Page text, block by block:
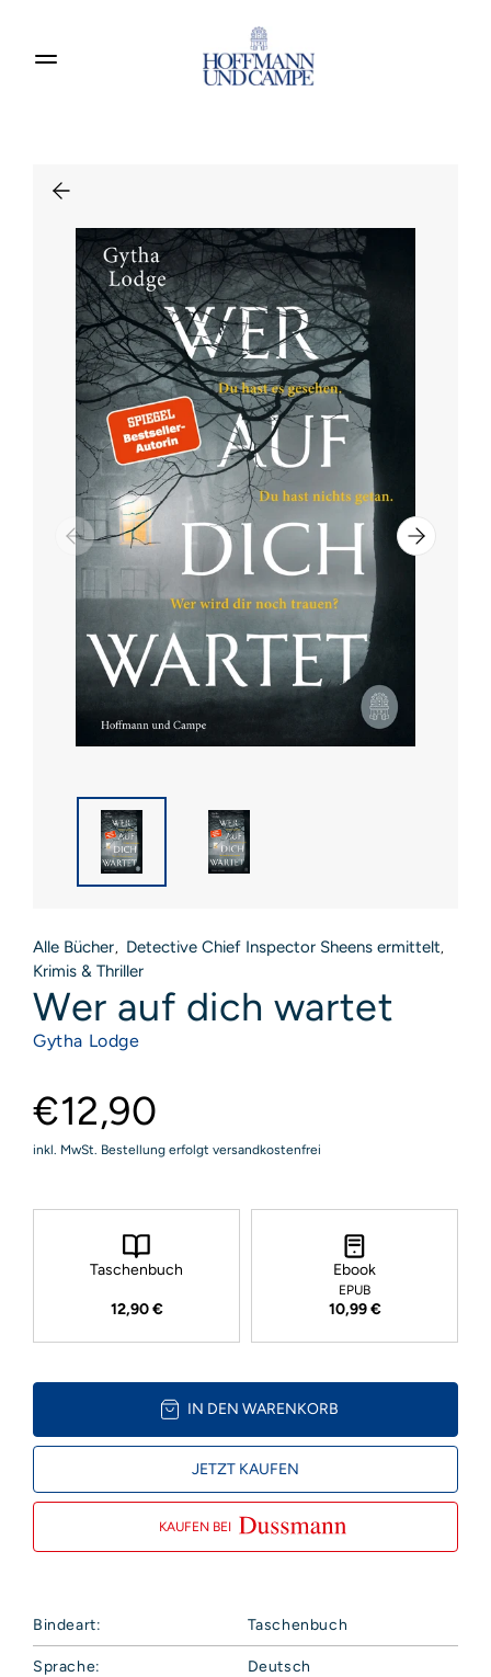
Produkte entdecken
Alle Bücher, Detective Chief Inspector Sheens ermittelt,
Krimis & Thriller
Wer auf dich wartet
Gytha Lodge
€12,90
inkl. MwSt. Bestellung erfolgt versandkostenfrei
Taschenbuch
12,90 €
Ebook
EPUB
10,99 €
IN DEN WARENKORB
JETZT KAUFEN
KAUFEN BEI
Bindeart: Taschenbuch
Sprache: Deutsch